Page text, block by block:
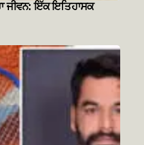
ਜੀਵਨ: ਇੱਕ ਇਤਿਹਾਸਕ